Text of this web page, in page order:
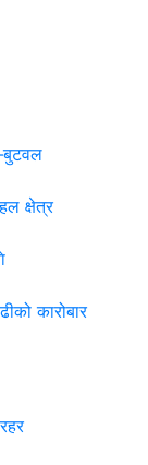
क्षेत्र
कारोबार